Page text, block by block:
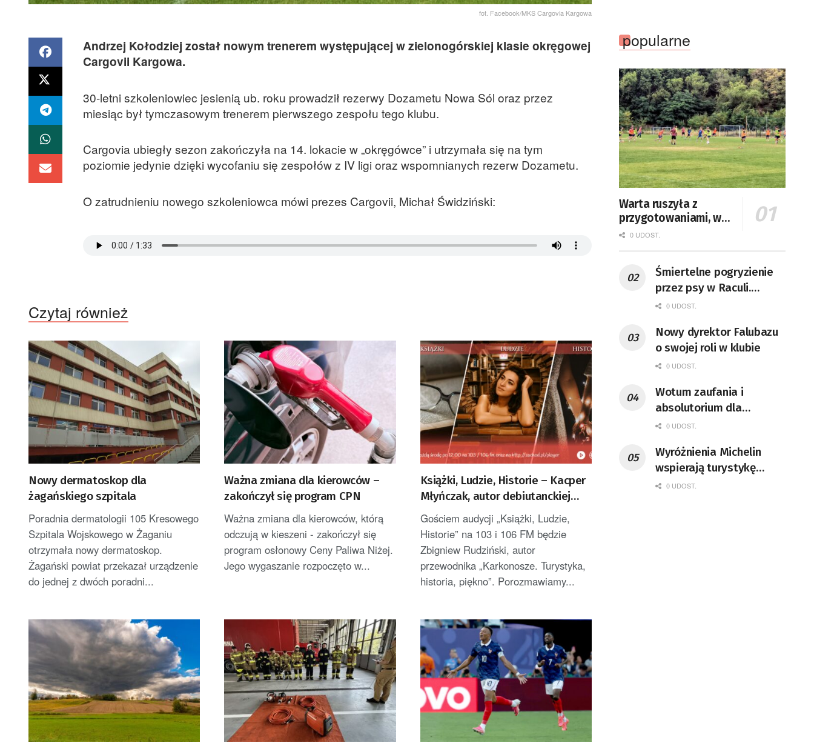
fot. Facebook/MKS Cargovia Kargowa
Andrzej Kołodziej został nowym trenerem występującej w zielonogórskiej klasie okręgowej
Cargovii Kargowa.
30-letni szkoleniowiec jesienią ub. roku prowadził rezerwy Dozametu Nowa Sól oraz przez
miesiąc był tymczasowym trenerem pierwszego zespołu tego klubu.
Cargovia ubiegły sezon zakończyła na 14. lokacie w „okręgówce” i utrzymała się na tym
poziomie jedynie dzięki wycofaniu się zespołów z IV ligi oraz wspomnianych rezerw Dozametu.
O zatrudnieniu nowego szkoleniowca mówi prezes Cargovii, Michał Świdziński:
Czytaj również
Nowy dermatoskop dla
żagańskiego szpitala
Poradnia dermatologii 105 Kresowego
Szpitala Wojskowego w Żaganiu
otrzymała nowy dermatoskop.
Żagański powiat przekazał urządzenie
do jednej z dwóch poradni...
Ważna zmiana dla kierowców –
zakończył się program CPN
Ważna zmiana dla kierowców, którą
odczują w kieszeni - zakończył się
program osłonowy Ceny Paliwa Niżej.
Jego wygaszanie rozpoczęto w...
Książki, Ludzie, Historie – Kacper
Młyńczak, autor debiutanckiej
powieści „Wilczy bilet”
Gościem audycji „Książki, Ludzie,
Historie” na 103 i 106 FM będzie
Zbigniew Rudziński, autor
przewodnika „Karkonosze. Turystyka,
historia, piękno”. Porozmawiamy...
popularne
Warta ruszyła z
przygotowaniami, w
niedzielę pierwszy z
0 UDOST.
Śmiertelne pogryzienie
przez psy w Raculi.
Właścicielowi grozi
0 UDOST.
Nowy dyrektor Falubazu
o swojej roli w klubie
0 UDOST.
Wotum zaufania i
absolutorium dla
prezydenta Zielonej Góry
0 UDOST.
Wyróżnienia Michelin
wspierają turystykę
kulinarną. Gwiazdkę
0 UDOST.